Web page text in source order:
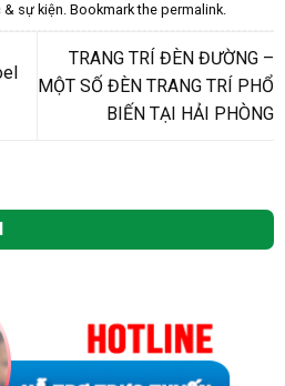
& sự kiện. Bookmark the permalink.
TRANG TRÍ ĐÈN ĐƯỜNG –
MỘT SỐ ĐÈN TRANG TRÍ PHỔ
BIẾN TẠI HẢI PHÒNG